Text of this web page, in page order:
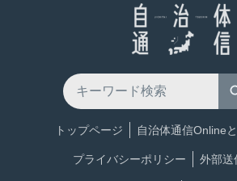
トップページ 自治体通信Online
プライバシーポリシー 外部送